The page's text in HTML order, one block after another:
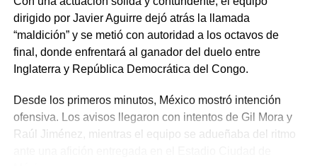
dirigido por Javier Aguirre dejó atrás la llamada
“maldición” y se metió con autoridad a los octavos de
final, donde enfrentará al ganador del duelo entre
Inglaterra y República Democrática del Congo.
Desde los primeros minutos, México mostró intención
ofensiva. Los avisos llegaron con intentos de Gil Mora y
Raúl Jiménez, mientras el equipo se adueñaba del ritmo